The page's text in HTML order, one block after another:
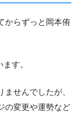
からずっと岡本侑
す。
せんでしたが、
の変更や運勢など